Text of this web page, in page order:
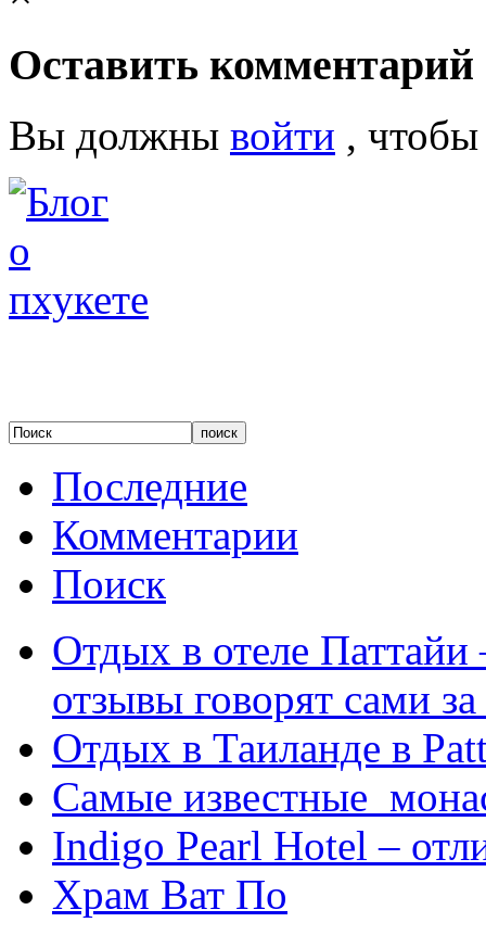
Оставить комментарий
Вы должны войти ,
Последние
Комментарии
Поиск
Отдых в отеле
отзывы говорят сами за
Отдых в Таиланде в
Самые известные
Indigo Pearl Hotel –
Храм Ват По